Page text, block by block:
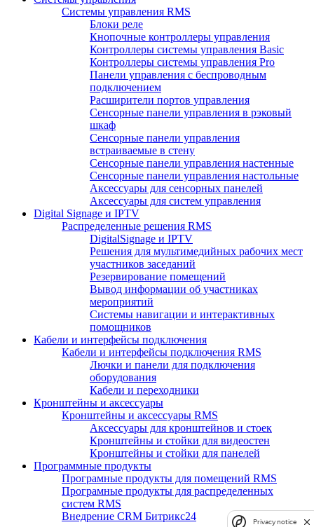
Системы управления RMS
Блоки реле
Кнопочные контроллеры управления
Контроллеры системы управления Basic
Контроллеры системы управления Pro
Панели управления с беспроводным
подключением
Расширители портов управления
Сенсорные панели управления в рэковый
шкаф
Сенсорные панели управления
встраиваемые в стену
Сенсорные панели управления настенные
Сенсорные панели управления настольные
Аксессуары для сенсорных панелей
Аксессуары для систем управления
Digital Signage и IPTV
Распределенные решения RMS
DigitalSignage и IPTV
Решения для мультимедийных рабочих мест
участников заседаний
Резервирование помещений
Вывод информации об участниках
мероприятий
Системы навигации и интерактивных
помощников
Кабели и интерфейсы подключения
Кабели и интерфейсы подключения RMS
Лючки и панели для подключения
оборудования
Кабели и переходники
Кронштейны и аксессуары
Кронштейны и аксессуары RMS
Аксессуары для кронштейнов и стоек
Кронштейны и стойки для видеостен
Кронштейны и стойки для панелей
Программные продукты
Програмные продукты для помещений RMS
Програмные продукты для распределенных
систем RMS
Внедрение CRM Битрикс24
Privacy notice